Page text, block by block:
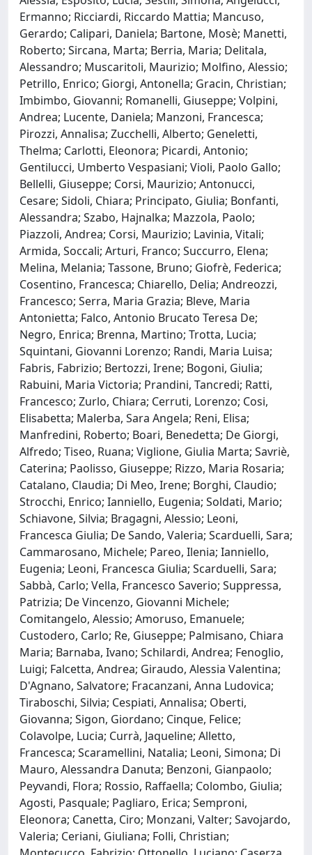
Ermanno; Ricciardi, Riccardo Mattia; Mancuso,
Gerardo; Calipari, Daniela; Bartone, Mosè; Manetti,
Roberto; Sircana, Marta; Berria, Maria; Delitala,
Alessandro; Muscaritoli, Maurizio; Molfino, Alessio;
Petrillo, Enrico; Giorgi, Antonella; Gracin, Christian;
Imbimbo, Giovanni; Romanelli, Giuseppe; Volpini,
Andrea; Lucente, Daniela; Manzoni, Francesca;
Pirozzi, Annalisa; Zucchelli, Alberto; Geneletti,
Thelma; Carlotti, Eleonora; Picardi, Antonio;
Gentilucci, Umberto Vespasiani; Violi, Paolo Gallo;
Bellelli, Giuseppe; Corsi, Maurizio; Antonucci,
Cesare; Sidoli, Chiara; Principato, Giulia; Bonfanti,
Alessandra; Szabo, Hajnalka; Mazzola, Paolo;
Piazzoli, Andrea; Corsi, Maurizio; Lavinia, Vitali;
Armida, Soccali; Arturi, Franco; Succurro, Elena;
Melina, Melania; Tassone, Bruno; Giofrè, Federica;
Cosentino, Francesca; Chiarello, Delia; Andreozzi,
Francesco; Serra, Maria Grazia; Bleve, Maria
Antonietta; Falco, Antonio Brucato Teresa De;
Negro, Enrica; Brenna, Martino; Trotta, Lucia;
Squintani, Giovanni Lorenzo; Randi, Maria Luisa;
Fabris, Fabrizio; Bertozzi, Irene; Bogoni, Giulia;
Rabuini, Maria Victoria; Prandini, Tancredi; Ratti,
Francesco; Zurlo, Chiara; Cerruti, Lorenzo; Cosi,
Elisabetta; Malerba, Sara Angela; Reni, Elisa;
Manfredini, Roberto; Boari, Benedetta; De Giorgi,
Alfredo; Tiseo, Ruana; Viglione, Giulia Marta; Savriè,
Caterina; Paolisso, Giuseppe; Rizzo, Maria Rosaria;
Catalano, Claudia; Di Meo, Irene; Borghi, Claudio;
Strocchi, Enrico; Ianniello, Eugenia; Soldati, Mario;
Schiavone, Silvia; Bragagni, Alessio; Leoni,
Francesca Giulia; De Sando, Valeria; Scarduelli, Sara;
Cammarosano, Michele; Pareo, Ilenia; Ianniello,
Eugenia; Leoni, Francesca Giulia; Scarduelli, Sara;
Sabbà, Carlo; Vella, Francesco Saverio; Suppressa,
Patrizia; De Vincenzo, Giovanni Michele;
Comitangelo, Alessio; Amoruso, Emanuele;
Custodero, Carlo; Re, Giuseppe; Palmisano, Chiara
Maria; Barnaba, Ivano; Schilardi, Andrea; Fenoglio,
Luigi; Falcetta, Andrea; Giraudo, Alessia Valentina;
D'Agnano, Salvatore; Fracanzani, Anna Ludovica;
Tiraboschi, Silvia; Cespiati, Annalisa; Oberti,
Giovanna; Sigon, Giordano; Cinque, Felice;
Colavolpe, Lucia; Currà, Jaqueline; Alletto,
Francesca; Scaramellini, Natalia; Leoni, Simona; Di
Mauro, Alessandra Danuta; Benzoni, Gianpaolo;
Peyvandi, Flora; Rossio, Raffaella; Colombo, Giulia;
Agosti, Pasquale; Pagliaro, Erica; Semproni,
Eleonora; Canetta, Ciro; Monzani, Valter; Savojardo,
Valeria; Ceriani, Giuliana; Folli, Christian;